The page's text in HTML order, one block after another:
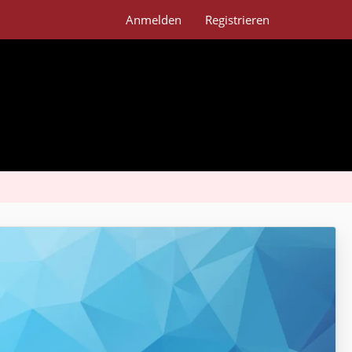
Anmelden Registrieren